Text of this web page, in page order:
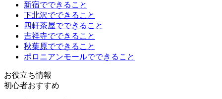
新宿でできること
下北沢でできること
四軒茶屋でできること
吉祥寺でできること
秋葉原でできること
ポロニアンモールでできること
お役立ち情報
初心者おすすめ